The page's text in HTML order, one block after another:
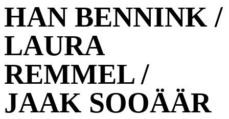
HAN BENNINK /
LAURA
REMMEL /
JAAK SOOÄÄR